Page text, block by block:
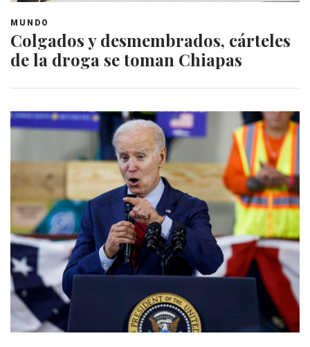
MUNDO
Colgados y desmembrados, cárteles
de la droga se toman Chiapas